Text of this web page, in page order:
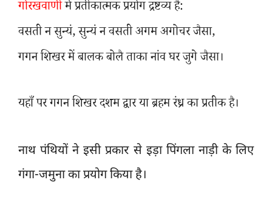
गोरखवाणीमें प्रतीकात्मक प्रयोग द्रष्टव्य है:
वसती न सुन्यं,सुन्यं न वसती अगम अगोचर जैसा,
गगन शिखर में बालक बोलै ताका नांव घर जुगे जैसा।
यहाँ पर गगन शिखर दशम द्वार या ब्रहम रंध्र का प्रतीक है।
नाथ पंथियों ने इसी प्रकार से इड़ा पिंगला नाड़ी के लिए
गंगा-जमुना का प्रयोग किया है।